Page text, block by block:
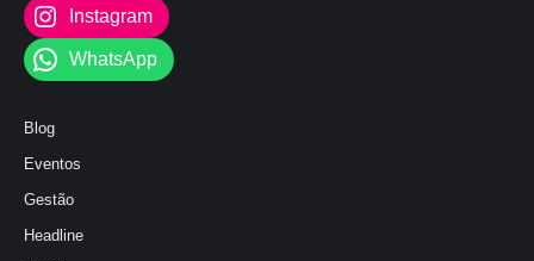
Instagram
WhatsApp
Blog
Eventos
Gestão
Headline